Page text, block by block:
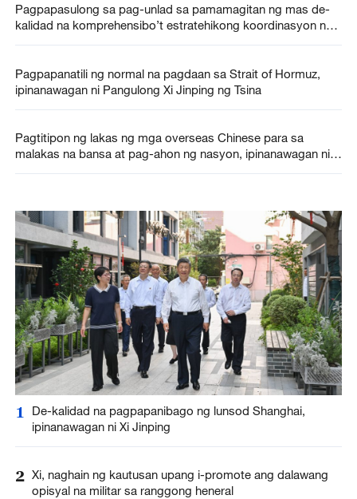
Pagpapasulong sa pag-unlad sa pamamagitan ng mas de-
kalidad na komprehensibo’t estratehikong koordinasyon ng
Pagpapanatili ng normal na pagdaan sa Strait of Hormuz,
ipinanawagan ni Pangulong Xi Jinping ng Tsina
Pagtitipon ng lakas ng mga overseas Chinese para sa
malakas na bansa at pag-ahon ng nasyon, ipinanawagan ni
1
De-kalidad na pagpapanibago ng lunsod Shanghai,
ipinanawagan ni Xi Jinping
2 Xi, naghain ng kautusan upang i-promote ang dalawang
opisyal na militar sa ranggong heneral